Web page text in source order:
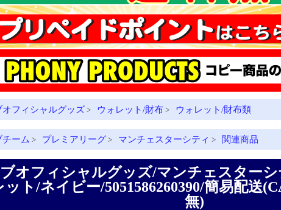
オフィシャルグッズ > ウォレット/財布 > ウォレット/財布類
ーム > プレミアリーグ > マンチェスターシティ > 関連商品
オフィシャルグッズ/マンチェスター
ット/ネイビー/5051586260390/簡易配送
無)